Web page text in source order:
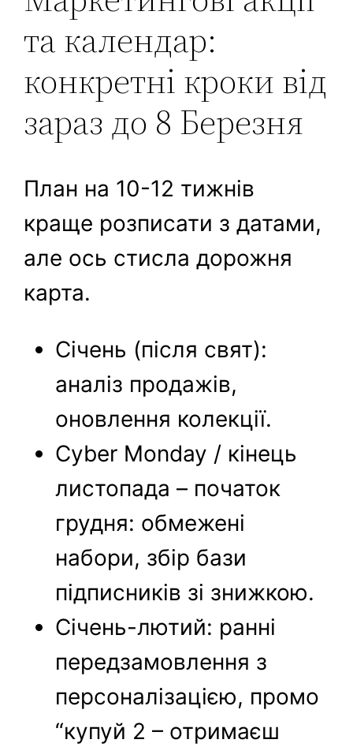
та календар:
конкретні кроки від
зараз до 8 Березня
План на 10-12 тижнів
краще розписати з датами,
але ось стисла дорожня
карта.
Січень (після свят):
аналіз продажів,
оновлення колекції.
Cyber Monday / кінець
листопада – початок
грудня: обмежені
набори, збір бази
підписників зі знижкою.
Січень-лютий: ранні
передзамовлення з
персоналізацією, промо
“купуй 2 – отримаєш